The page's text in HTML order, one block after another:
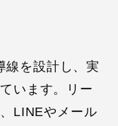
線を設計し、実
います。リー
LINEやメール